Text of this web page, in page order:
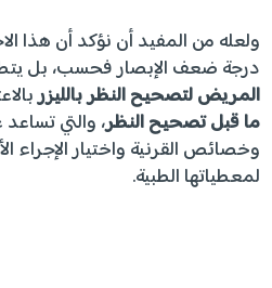
ولعله من المفيد أن نؤكد أن هذا
درجة ضعف الإبصار فحسب، بل
المريض لتصحيح النظر بالليزر
ما قبل تصحيح النظر، والتي
وخصائص القرنية واختيار الإجراء
لمعطياتها الطبية.